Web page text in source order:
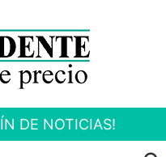
DE NOTICIAS!